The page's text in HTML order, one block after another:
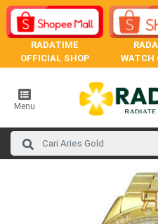
RADATIME
OFFICIAL SHOP
WATCH
Menu